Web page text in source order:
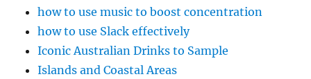
how to use music to boost concentration
how to use Slack effectively
Iconic Australian Drinks to Sample
Islands and Coastal Areas